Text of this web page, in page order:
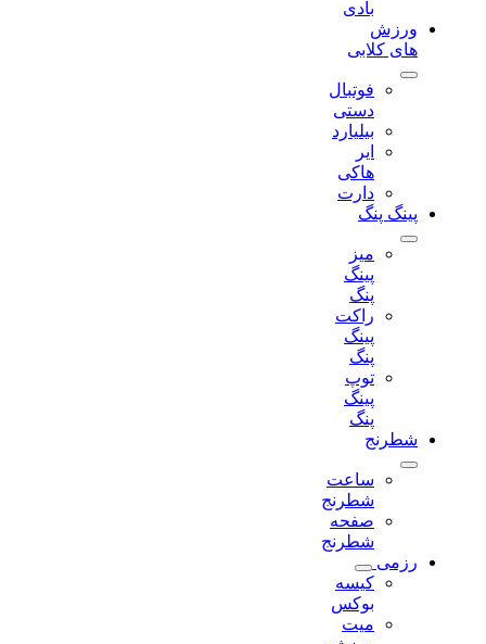
ورزش
های کلابی
فوتبال
دستی
بیلیارد
دارت
پینگ پنگ
میز
راکت
توپ
شطرنج
ساعت
شطرنج
صفحه
شطرنج
رزمی
کیسه
بوکس
میت